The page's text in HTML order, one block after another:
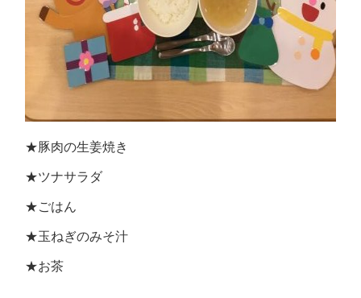
★豚肉の生姜焼き
★ツナサラダ
★ごはん
★玉ねぎのみそ汁
★お茶